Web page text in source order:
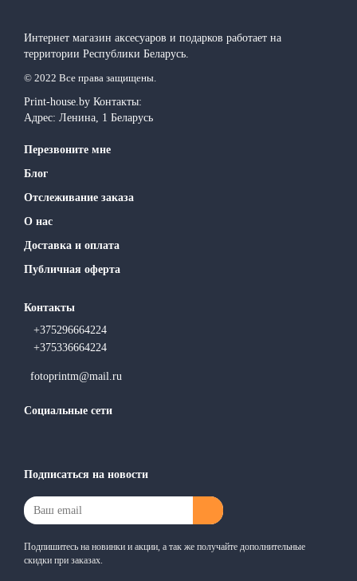
Интернет магазин аксесуаров и подарков работает на
территории Реcпублики Беларусь.
© 2022 Все права защищены.
Print-house.by Контакты:
Адрес: Ленина, 1 Беларусь
Перезвоните мне
Блог
Отслеживание заказа
О нас
Доставка и оплата
Публичная оферта
Контакты
+375296664224
+375336664224
fotoprintm@mail.ru
Социальные сети
Подписаться на новости
Подпишитесь на новинки и акции, а так же получайте дополнительные
скидки при заказах.